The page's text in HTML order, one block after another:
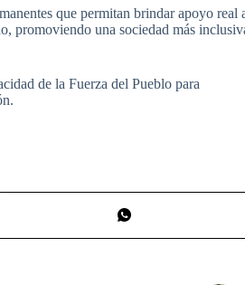
que permitan brindar apoyo real
promoviendo una sociedad más
de la Fuerza del Pueblo para